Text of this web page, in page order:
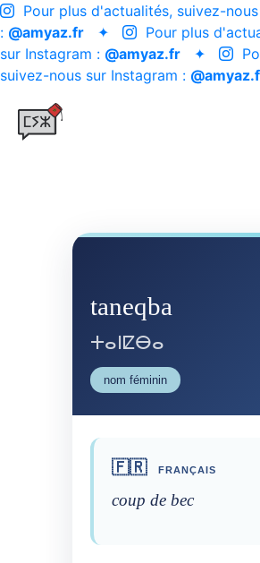
Pour plus d'actualités, suivez-
: @amyaz.fr ✦
Pour plus
sur Instagram : @amyaz.fr ✦
suivez-nous sur Instagram :
taneqba
ⵜⴰⵏⵇⴱⴰ
nom féminin
🇫🇷 FRANÇAIS
coup de bec